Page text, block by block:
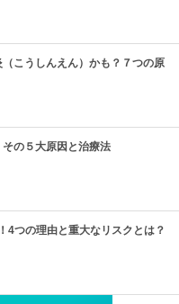
こうしんえん）かも？７つの原
の５大原因と治療法
4つの理由と重大なリスクとは？